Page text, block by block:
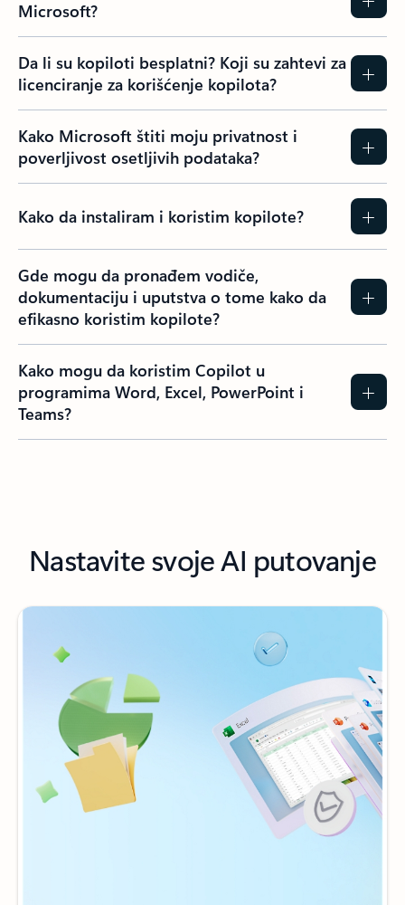
Microsoft?
Da li su kopiloti besplatni? Koji su zahtevi za
licenciranje za korišćenje kopilota?
Kako Microsoft štiti moju privatnost i
poverljivost osetljivih podataka?
Kako da instaliram i koristim kopilote?
Gde mogu da pronađem vodiče,
dokumentaciju i uputstva o tome kako da
efikasno koristim kopilote?
Kako mogu da koristim Copilot u
programima Word, Excel, PowerPoint i
Teams?
Nastavite svoje AI putovanje